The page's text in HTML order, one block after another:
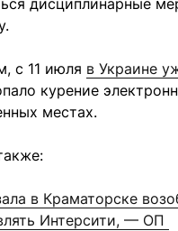
дисциплинарные
с 11 июля в Украине
курение
местах.
в Краматорске
Интерсити, — ОП